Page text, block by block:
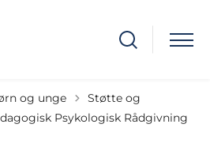
og unge Tilbage til
Støtte og
Psykologisk Rådgivning